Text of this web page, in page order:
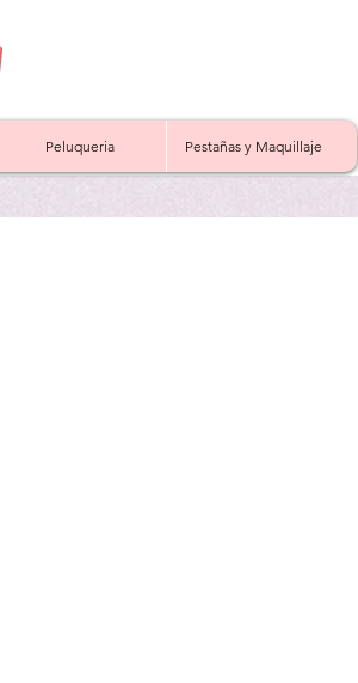
Peluqueria Pestañas y Maquillaje